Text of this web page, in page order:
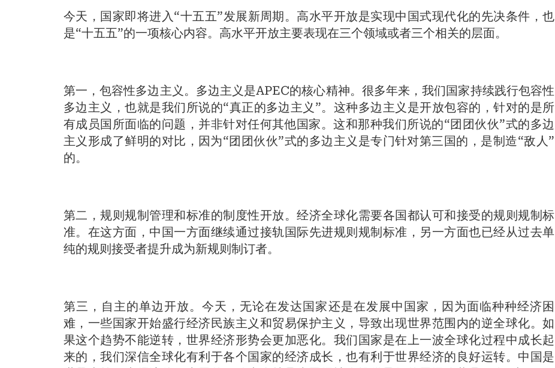
今天，国家即将进入“十五五”发展新周期。高水平开放是实现中国式现代化的先决条件，也
是“十五五”的一项核心内容。高水平开放主要表现在三个领域或者三个相关的层面。
第一，包容性多边主义。多边主义是APEC的核心精神。很多年来，我们国家持续践行包容性
多边主义，也就是我们所说的“真正的多边主义”。这种多边主义是开放包容的，针对的是所
有成员国所面临的问题，并非针对任何其他国家。这和那种我们所说的“团团伙伙”式的多边
主义形成了鲜明的对比，因为“团团伙伙”式的多边主义是专门针对第三国的，是制造“敌人”
的。
第二，规则规制管理和标准的制度性开放。经济全球化需要各国都认可和接受的规则规制标
准。在这方面，中国一方面继续通过接轨国际先进规则规制标准，另一方面也已经从过去单
纯的规则接受者提升成为新规则制订者。
第三，自主的单边开放。今天，无论在发达国家还是在发展中国家，因为面临种种经济困
难，一些国家开始盛行经济民族主义和贸易保护主义，导致出现世界范围内的逆全球化。如
果这个趋势不能逆转，世界经济形势会更加恶化。我们国家是在上一波全球化过程中成长起
来的，我们深信全球化有利于各个国家的经济成长，也有利于世界经济的良好运转。中国是